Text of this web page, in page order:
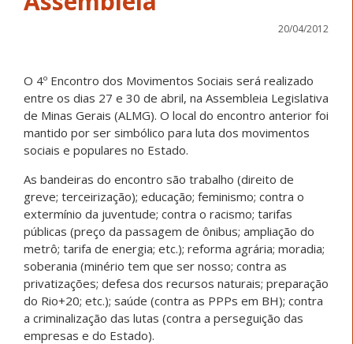
20/04/2012
O 4º Encontro dos Movimentos Sociais será realizado
entre os dias 27 e 30 de abril, na Assembleia Legislativa
de Minas Gerais (ALMG). O local do encontro anterior foi
mantido por ser simbólico para luta dos movimentos
sociais e populares no Estado.
As bandeiras do encontro são trabalho (direito de
greve; terceirização); educação; feminismo; contra o
extermínio da juventude; contra o racismo; tarifas
públicas (preço da passagem de ônibus; ampliação do
metrô; tarifa de energia; etc.); reforma agrária; moradia;
soberania (minério tem que ser nosso; contra as
privatizações; defesa dos recursos naturais; preparação
do Rio+20; etc.); saúde (contra as PPPs em BH); contra
a criminalização das lutas (contra a perseguição das
empresas e do Estado).